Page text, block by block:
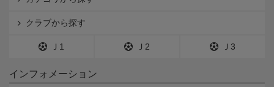
クラブから探す
Ｊ1 Ｊ2 Ｊ3
インフォメーション